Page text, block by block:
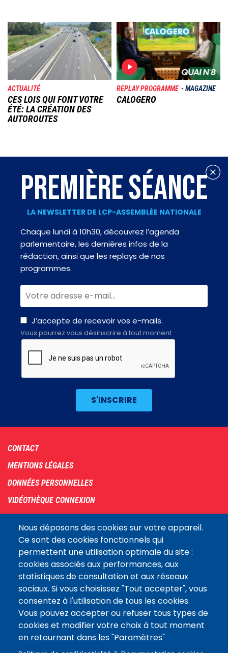
Image
ACTUALITÉ
CES LOIS QUI FONT VOTRE
ÉTÉ: LA CRÉATION DES
AUTOROUTES
Image
REPLAY PROGRAMME MAGAZINE
CALOGERO
Nous déposons des cookies sur votre appareil.
Ce sont des cookies fonctionnels qui
permettent une utilisation optimale du site :
cookies associés aux performances, aux
statistiques de consultation et aux réseaux
sociaux. Si vous choisissez "Tout accepter", vous
consentez à l'utilisation de tous les cookies.
Vous pouvez accepter ou refuser tous types de
cookies et modifier votre choix à tout moment
en retournant dans les "Paramètres"
PREMIÈRE SÉANCE
LA NEWSLETTER DE LCP-ASSEMBLÉE NATIONALE
Chaque lundi à 10h30, découvrez l’agenda
parlementaire, les dernières infos de la
rédaction, ainsi que les replays de nos
programmes.
J’accepte de recevoir vos e-mails.
Vous pourrez vous désinscrire à tout moment
Footer
menu
CONTACT
MENTIONS LÉGALES
DONNÉES PERSONNELLES
VIDÉOTHÈQUE CONNEXION
ARCHIVES
COOKIES
Assemblée
nationaleLE SITE DE L’ASSEMBLÉE NATIONALE
Suivez-nous